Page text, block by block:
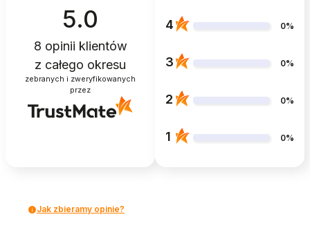
5.0
8 opinii klientów
z całego okresu
zebranych i zweryfikowanych
przez
4 0%
3 0%
2 0%
1 0%
Jak zbieramy opinie?